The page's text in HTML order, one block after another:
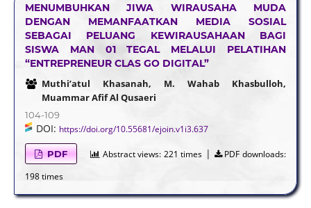
MENUMBUHKAN JIWA WIRAUSAHA MUDA
DENGAN MEMANFAATKAN MEDIA SOSIAL
SEBAGAI PELUANG KEWIRAUSAHAAN BAGI
SISWA MAN 01 TEGAL MELALUI PELATIHAN
“ENTREPRENEUR CLAS GO DIGITAL”
Muthi’atul Khasanah, M. Wahab Khasbulloh,
Muammar Afif Al Qusaeri
104-109
DOI: https://doi.org/10.55681/ejoin.v1i3.637
PDF Abstract views: 221 times |
PDF downloads:
198 times